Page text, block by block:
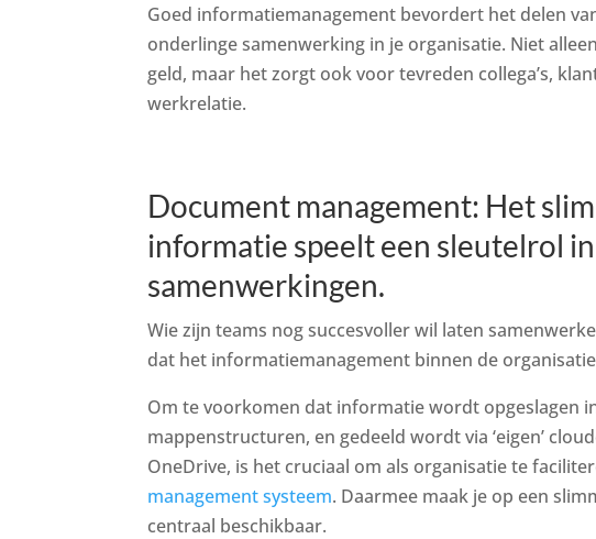
Goed informatiemanagement bevordert het delen
onderlinge samenwerking in je organisatie. Niet
geld, maar het zorgt ook voor tevreden collega’s,
werkrelatie.
Document management: Het
informatie speelt een sleutelrol
samenwerkingen.
Wie zijn teams nog succesvoller wil laten
dat het informatiemanagement binnen de
Om te voorkomen dat informatie wordt opgeslagen
mappenstructuren, en gedeeld wordt via ‘eigen’
OneDrive, is het cruciaal om als organisatie te
management systeem. Daarmee maak je op een
centraal beschikbaar.